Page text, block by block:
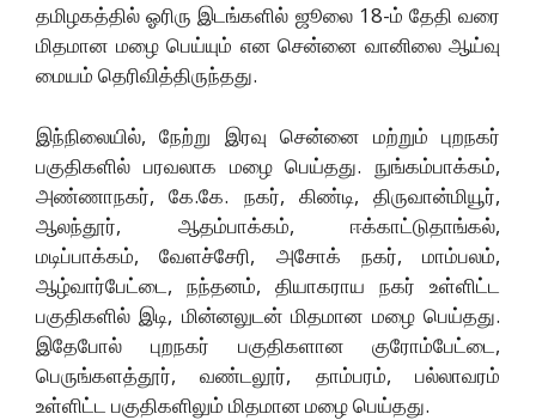
தமிழகத்தில் ஓரிரு இடங்களில் ஜூலை 18-ம் தேதி வரை
மிதமான மழை பெய்யும் என சென்னை வானிலை ஆய்வு
மையம் தெரிவித்திருந்தது.
இந்நிலையில், நேற்று இரவு சென்னை மற்றும் புறநகர்
பகுதிகளில் பரவலாக மழை பெய்தது. நுங்கம்பாக்கம்,
அண்ணாநகர், கே.கே. நகர், கிண்டி, திருவான்மியூர்,
ஆலந்தூர், ஆதம்பாக்கம், ஈக்காட்டுதாங்கல்,
மடிப்பாக்கம், வேளச்சேரி, அசோக் நகர், மாம்பலம்,
ஆழ்வார்பேட்டை, நந்தனம், தியாகராய நகர் உள்ளிட்ட
பகுதிகளில் இடி, மின்னலுடன் மிதமான மழை பெய்தது.
இதேபோல் புறநகர் பகுதிகளான குரோம்பேட்டை,
பெருங்களத்தூர், வண்டலூர், தாம்பரம், பல்லாவரம்
உள்ளிட்ட பகுதிகளிலும் மிதமான மழை பெய்தது.